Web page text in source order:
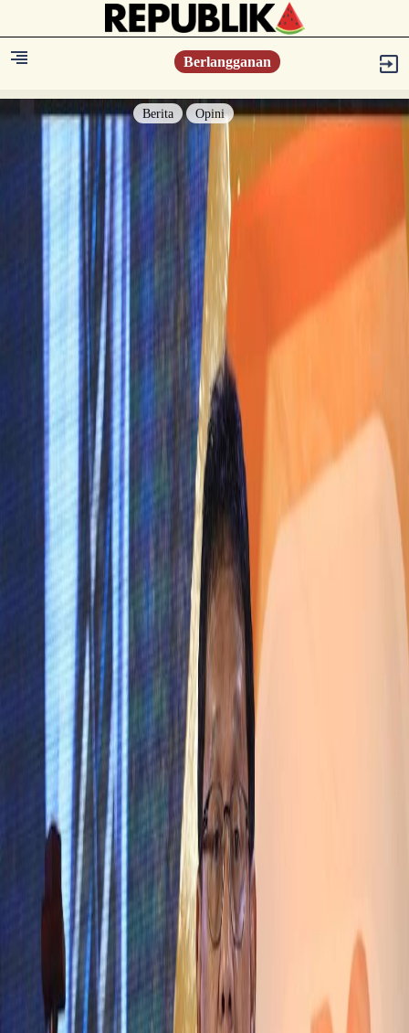
Berlangganan
Berita Opini
Berita
Islam Digest
Hikmah
Konsultasi Syariah
Resonansi
Sejarah
Lensa
Iqtishodia
Sastra
Literasi Umat